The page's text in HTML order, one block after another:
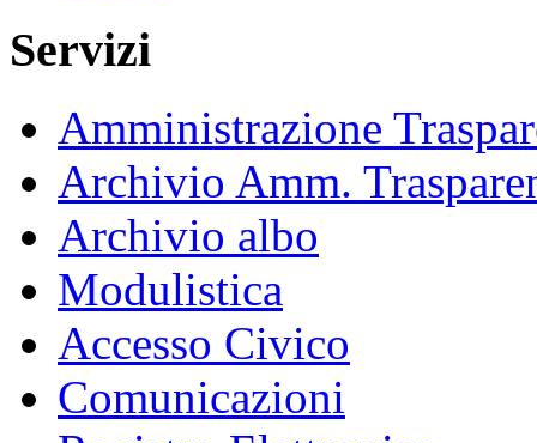
Servizi
Amministrazione
Archivio Amm.
Archivio albo
Modulistica
Accesso Civico
Comunicazioni